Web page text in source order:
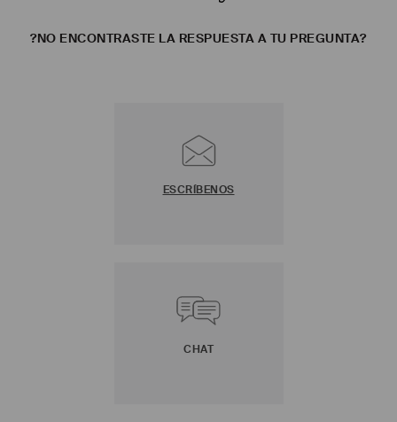
?NO ENCONTRASTE LA RESPUESTA A TU PREGUNTA?
ESCRÍBENOS
CHAT